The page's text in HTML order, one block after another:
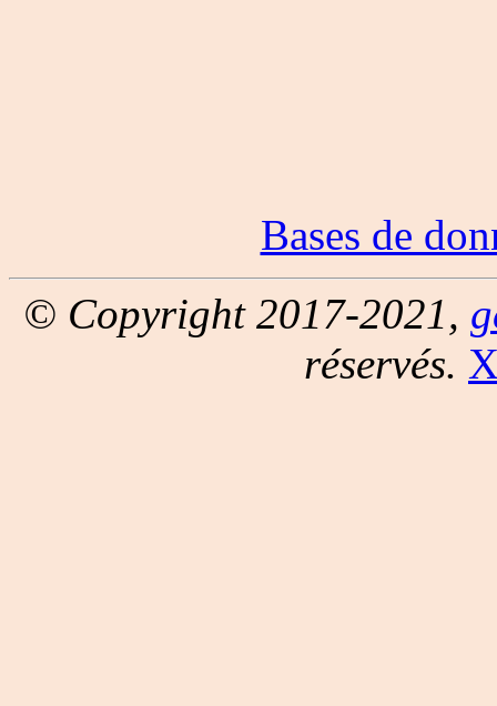
Bases de
© Copyright 2017-2021,
réservés.